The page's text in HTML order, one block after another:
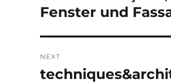
post:
Fenster und
NEXT
Next